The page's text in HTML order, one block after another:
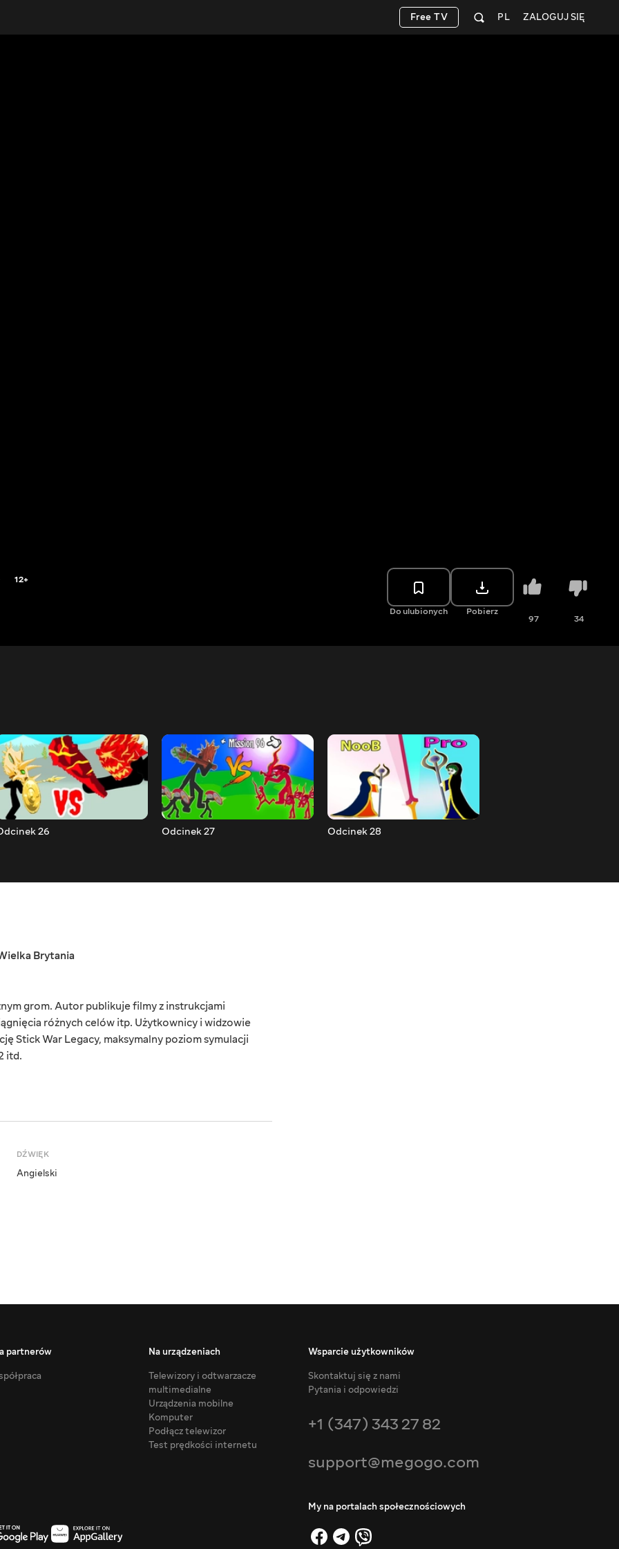
ZALOGUJ SIĘ
PL
Free TV
12+
Do ulubionych Pobierz
97 34
26 Odcinek 27 Odcinek 28
Brytania
grom. Autor publikuje filmy z instrukcjami
różnych celów itp. Użytkownicy i widzowie
Stick War Legacy, maksymalny poziom symulacji
itd.
DŹWIĘK
Angielski
partnerów
Na urządzeniach
Telewizory i odtwarzacze
multimedialne
Urządzenia mobilne
Komputer
Podłącz telewizor
Test prędkości internetu
Wsparcie użytkowników
Skontaktuj się z nami
Pytania i odpowiedzi
+1 (347) 343 27 82
support@megogo.com
My na portalach społecznościowych